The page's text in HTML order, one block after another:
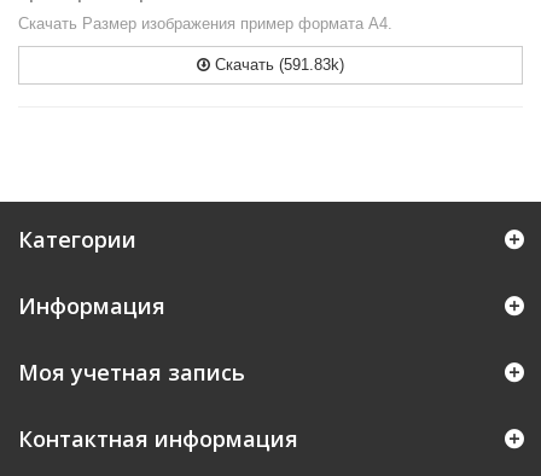
Скачать Размер изображения пример формата А4.
Скачать (591.83k)
Категории
Информация
Моя учетная запись
Контактная информация